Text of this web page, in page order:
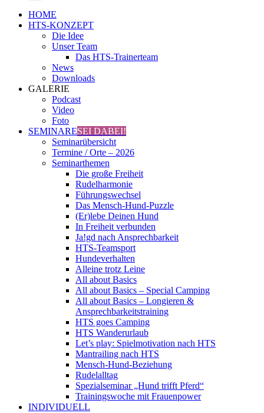
HOME
HTS-KONZEPT
Die Idee
Unser Team
Das HTS-Trainerteam
News
Downloads
GALERIE
Podcast
Video
Foto
SEMINARESEI DABEI!
Seminarübersicht
Termine / Orte – 2026
Seminarthemen
Die große Freiheit
Rudelharmonie
Führungswechsel
Das Mensch-Hund-Puzzle
(Er)lebe Deinen Hund
In Freiheit verbunden
Ja!gd nach Ansprechbarkeit
HTS-Teamsport
Hundeverhalten
Alleine trotz Leine
All about Basics
All about Basics – Special Camping
All about Basics – Longieren &
Ansprechbarkeitstraining
HTS goes Camping
HTS Wanderurlaub
Let’s play: Spielmotivation nach HTS
Mantrailing nach HTS
Mensch-Hund-Beziehung
Rudelalltag
Spezialseminar „Hund trifft Pferd“
Trainingswoche mit Frauenpower
INDIVIDUELL